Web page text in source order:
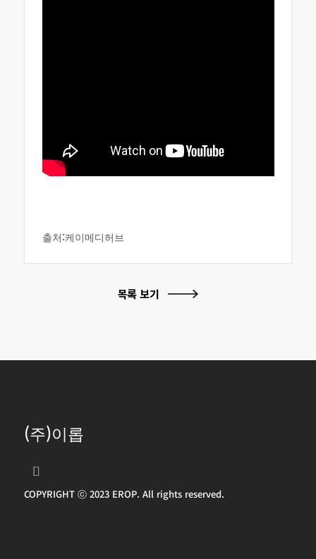
출처:케이메디허브
(주)이롭
COPYRIGHT ⓒ 2023 EROP. All rights reserved.